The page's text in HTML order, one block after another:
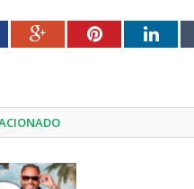
Google+Pinterest